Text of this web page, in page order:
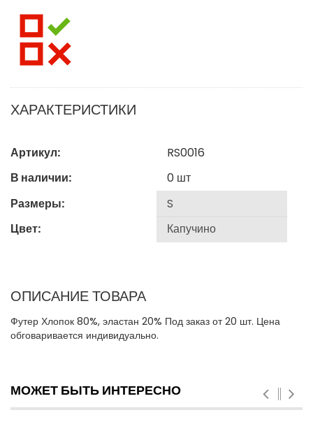
ХАРАКТЕРИСТИКИ
Артикул:
RS0016
В наличии:
0 шт
Размеры:
Цвет:
ОПИСАНИЕ ТОВАРА
Футер Хлопок 80%, эластан 20% Под заказ от 20 шт. Цена
обговаривается индивидуально.
МОЖЕТ БЫТЬ ИНТЕРЕСНО